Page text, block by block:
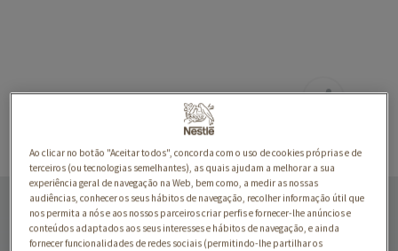
GATOS ADULTOS
ESTERILIZADOS/CASTRADOS
- PATO E SARDINHA
Ao clicar no botão "Aceitar todos", concorda com o uso de cookies próprias e de
terceiros (ou tecnologias semelhantes), as quais ajudam a melhorar a sua
experiência geral de navegação na Web, bem como, a medir as nossas
audiências, conhecer os seus hábitos de navegação, recolher informação útil que
nos permita a nós e aos nossos parceiros criar perfis e fornecer-lhe anúncios e
conteúdos adaptados aos seus interesses e hábitos de navegação, e ainda
fornecer funcionalidades de redes sociais (permitindo-lhe partilhar os